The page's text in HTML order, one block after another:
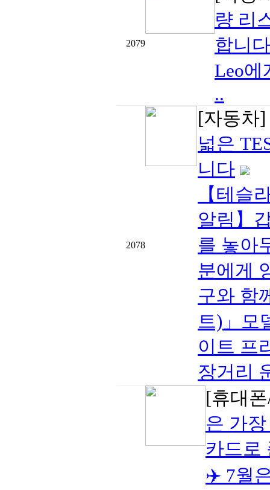
2079
량 리
합니
Leo
..
2078
[자동차]
넓은
니다
【테슬
알림】
를 놓아
분에게
구와 함
트)」모
이트 프
장거리
[휴대
은 가
카드로
✈️ 7월